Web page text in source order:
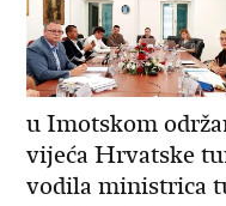
u Imotskom
vijeća Hrvatske
vodila ministrica